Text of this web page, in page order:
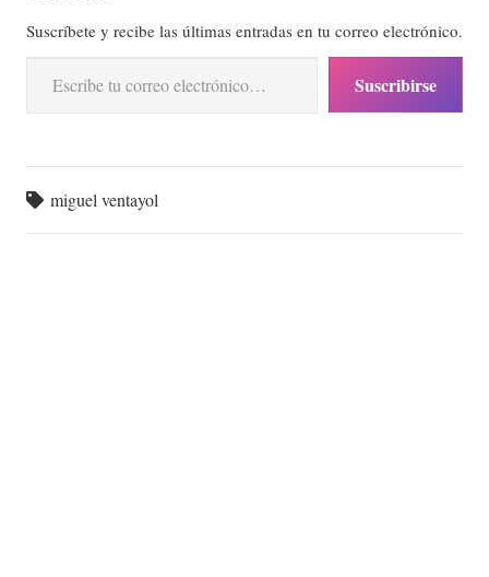
Suscríbete y recibe las últimas entradas en tu correo electrónico.
Escribe tu correo electrónico…
Suscribirse
miguel ventayol